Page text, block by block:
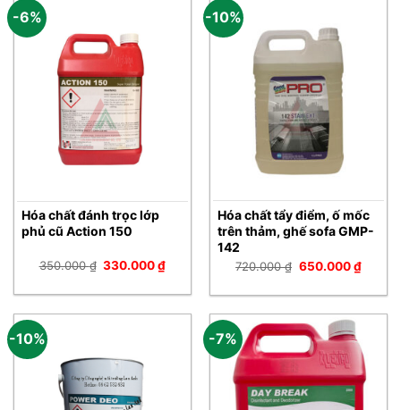
-6%
Hóa chất đánh trọc lớp
phủ cũ Action 150
350.000₫ Giá
350.000 ₫.
330.000₫Giá
là:
330.000 ₫.
-10%
Hóa chất tẩy điểm, ố mốc
trên thảm, ghế sofa GMP-
142
720.000₫ Giá
720.000 ₫.
650.000₫Giá
hiện
là:
-10% -7%